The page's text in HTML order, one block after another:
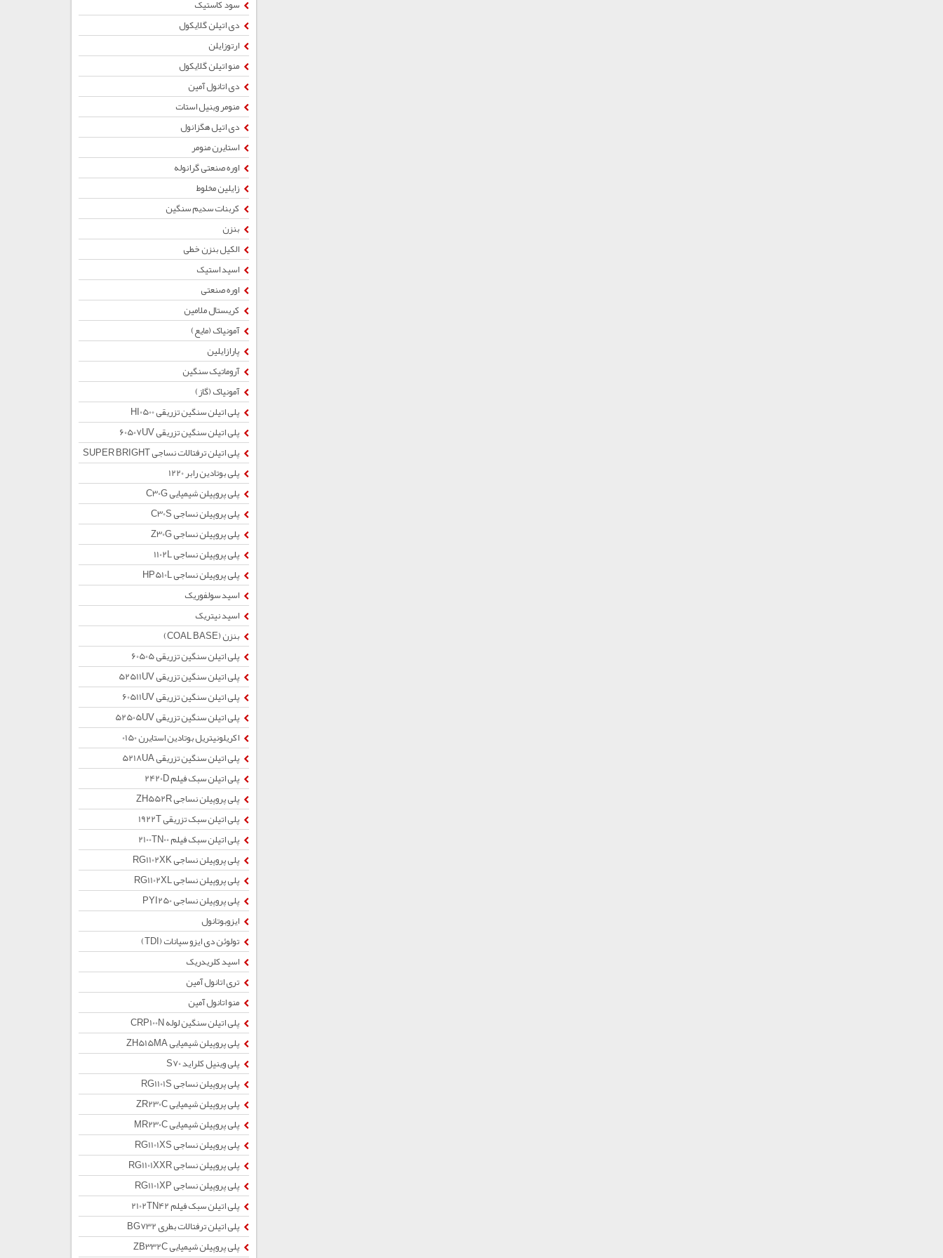
سود کاستیک
دی اتیلن گلایکول
ارتوزایلن
منو اتیلن گلایکول
دی اتانول آمین
منومر وینیل استات
دی اتیل هگزانول
استایرن منومر
اوره صنعتی گرانوله
زایلین مخلوط
کربنات سدیم سنگین
بنزن
الکیل بنزن خطی
اسید استیک
اوره صنعتی
کریستال ملامین
آمونیاک (مایع)
پارازایلین
آروماتیک سنگین
آمونیاک (گاز)
پلی اتیلن سنگین تزریقی HI0500
پلی اتیلن سنگین تزریقی 60507UV
پلی اتیلن ترفتالات نساجی SUPER BRIGHT
پلی بوتادین رابر 1220
پلی پروپیلن شیمیایی C30G
پلی پروپیلن نساجی C30S
پلی پروپیلن نساجی Z30G
پلی پروپیلن نساجی 1102L
پلی پروپیلن نساجی HP510L
اسید سولفوریک
اسید نیتریک
بنزن (COAL BASE)
پلی اتیلن سنگین تزریقی 60505
پلی اتیلن سنگین تزریقی 52511UV
پلی اتیلن سنگین تزریقی 60511UV
پلی اتیلن سنگین تزریقی 52505UV
اکریلونیتریل بوتادین استایرن 0150
پلی اتیلن سنگین تزریقی 5218UA
پلی اتیلن سبک فیلم 2420D
پلی پروپیلن نساجی ZH552R
پلی اتیلن سبک تزریقی 1922T
پلی اتیلن سبک فیلم 2100TN00
پلی پروپیلن نساجی RG1102XK
پلی پروپیلن نساجی RG1102XL
پلی پروپیلن نساجی PYI250
ایزوبوتانول
تولوئن دی ایزو سیانات (TDI)
اسید کلریدریک
تری اتانول آمین
منو اتانول آمین
پلی اتیلن سنگین لوله CRP100N
پلی پروپیلن شیمیایی ZH515MA
پلی وینیل کلراید S70
پلی پروپیلن نساجی RG1101S
پلی پروپیلن شیمیایی ZR230C
پلی پروپیلن شیمیایی MR230C
پلی پروپیلن نساجی RG1101XS
پلی پروپیلن نساجی RG1101XXR
پلی پروپیلن نساجی RG1101XP
پلی اتیلن سبک فیلم 2102TN42
پلی اتیلن ترفتالات بطری BG732
پلی پروپیلن شیمیایی ZB332C